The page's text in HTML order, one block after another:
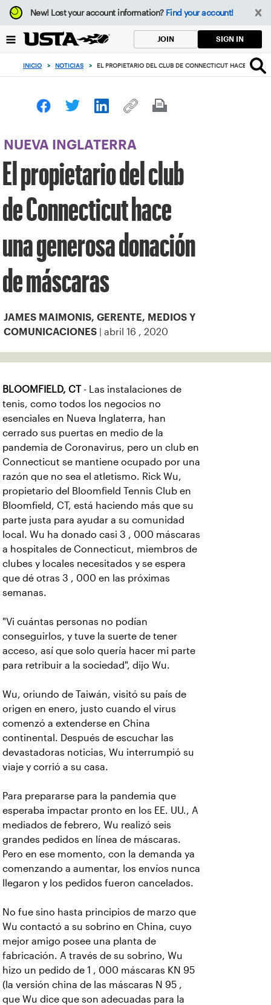
Enfoque
desde
botón
volver
principio
New!Lost your account information? Find your account!
JOIN SIGN IN
INICIO > NOTICIAS > EL PROPIETARIO DEL CLUB DE CONNECTICUT HACE UNA
NUEVA INGLATERRA
El propietario del club
de Connecticut hace
una generosa donación
de máscaras
JAMES MAIMONIS, GERENTE, MEDIOS Y
COMUNICACIONES | abril 16 , 2020
BLOOMFIELD, CT - Las instalaciones de
tenis, como todos los negocios no
esenciales en Nueva Inglaterra, han
cerrado sus puertas en medio de la
pandemia de Coronavirus, pero un club en
Connecticut se mantiene ocupado por una
razón que no sea el atletismo. Rick Wu,
propietario del Bloomfield Tennis Club en
Bloomfield, CT, está haciendo más que su
parte justa para ayudar a su comunidad
local. Wu ha donado casi 3 , 000 máscaras
a hospitales de Connecticut, miembros de
clubes y locales necesitados y se espera
que dé otras 3 , 000 en las próximas
semanas.
"Vi cuántas personas no podían
conseguirlos, y tuve la suerte de tener
acceso, así que solo quería hacer mi parte
para retribuir a la sociedad", dijo Wu.
Wu, oriundo de Taiwán, visitó su país de
origen en enero, justo cuando el virus
comenzó a extenderse en China
continental. Después de escuchar las
devastadoras noticias, Wu interrumpió su
viaje y corrió a su casa.
Para prepararse para la pandemia que
esperaba impactar pronto en los EE. UU., A
mediados de febrero, Wu realizó seis
grandes pedidos en línea de máscaras.
Pero en ese momento, con la demanda ya
comenzando a aumentar, los envíos nunca
llegaron y los pedidos fueron cancelados.
No fue sino hasta principios de marzo que
Wu contactó a su sobrino en China, cuyo
mejor amigo posee una planta de
fabricación. A través de su sobrino, Wu
hizo un pedido de 1 , 000 máscaras KN 95
(la versión china de las máscaras N 95 ,
que Wu dice que son adecuadas para la